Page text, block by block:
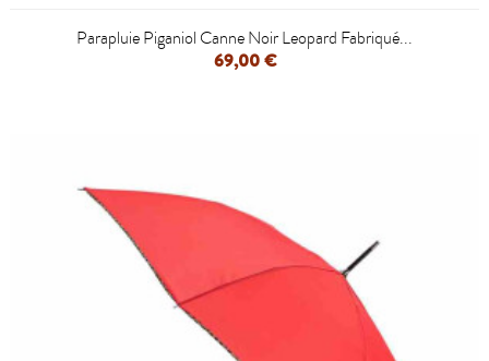
Parapluie Piganiol Canne Noir Leopard Fabriqué...
69,00 €